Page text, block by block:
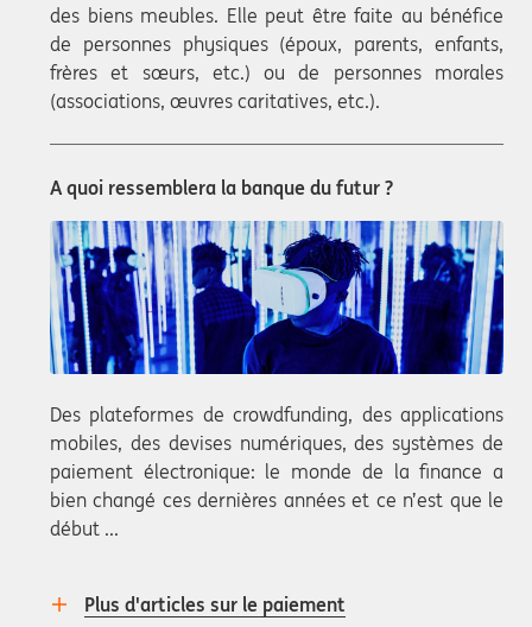
des biens meubles. Elle peut être faite au bénéfice
de personnes physiques (époux, parents, enfants,
frères et sœurs, etc.) ou de personnes morales
(associations, œuvres caritatives, etc.).
A quoi ressemblera la banque du futur ?
Des plateformes de crowdfunding, des applications
mobiles, des devises numériques, des systèmes de
paiement électronique: le monde de la finance a
bien changé ces dernières années et ce n’est que le
début ...
Plus d'articles sur le paiement